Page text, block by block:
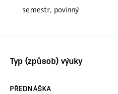
semestr, povinný
Typ (způsob) výuky
PŘEDNÁŠKA